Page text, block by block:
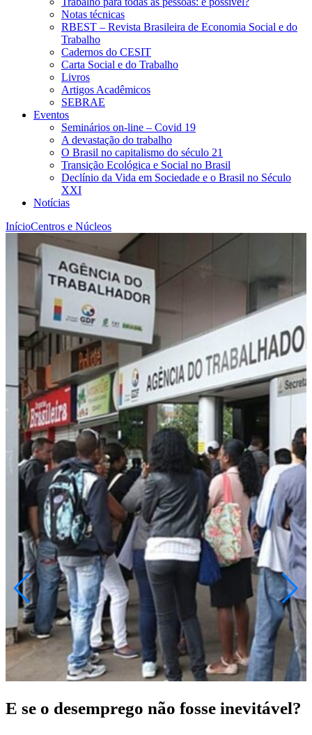
Notas técnicas
RBEST – Revista Brasileira de Economia Social e do
Trabalho
Cadernos do CESIT
Carta Social e do Trabalho
Livros
Artigos Acadêmicos
SEBRAE
Eventos
Seminários on-line – Covid 19
A devastação do trabalho
O Brasil no capitalismo do século 21
Transição Ecológica e Social no Brasil
Declínio da Vida em Sociedade e o Brasil no Século
XXI
Notícias
InícioCentros e Núcleos
E se o desemprego não fosse inevitável?